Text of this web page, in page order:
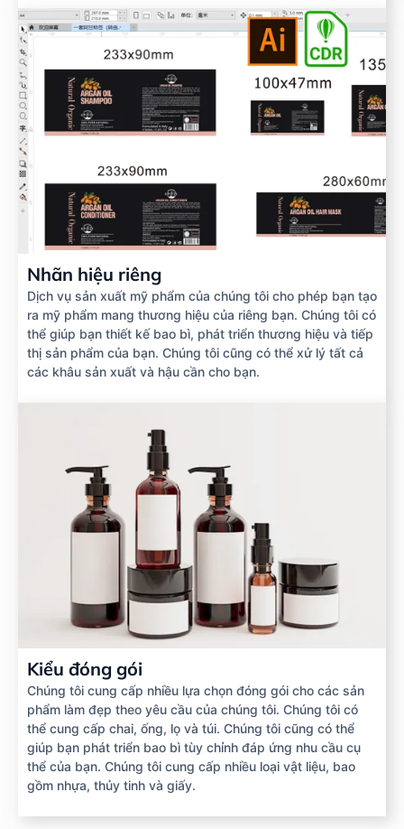
Nhãn hiệu riêng
Dịch vụ sản xuất mỹ phẩm của chúng tôi cho phép bạn tạo
ra mỹ phẩm mang thương hiệu của riêng bạn. Chúng tôi có
thể giúp bạn thiết kế bao bì, phát triển thương hiệu và tiếp
thị sản phẩm của bạn. Chúng tôi cũng có thể xử lý tất cả
các khâu sản xuất và hậu cần cho bạn.
Kiểu đóng gói
Chúng tôi cung cấp nhiều lựa chọn đóng gói cho các sản
phẩm làm đẹp theo yêu cầu của chúng tôi. Chúng tôi có
thể cung cấp chai, ống, lọ và túi. Chúng tôi cũng có thể
giúp bạn phát triển bao bì tùy chỉnh đáp ứng nhu cầu cụ
thể của bạn. Chúng tôi cung cấp nhiều loại vật liệu, bao
gồm nhựa, thủy tinh và giấy.